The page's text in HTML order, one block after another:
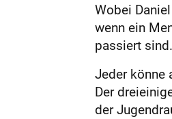
Wobei
wenn ein
passiert
Jeder könne
Der
der